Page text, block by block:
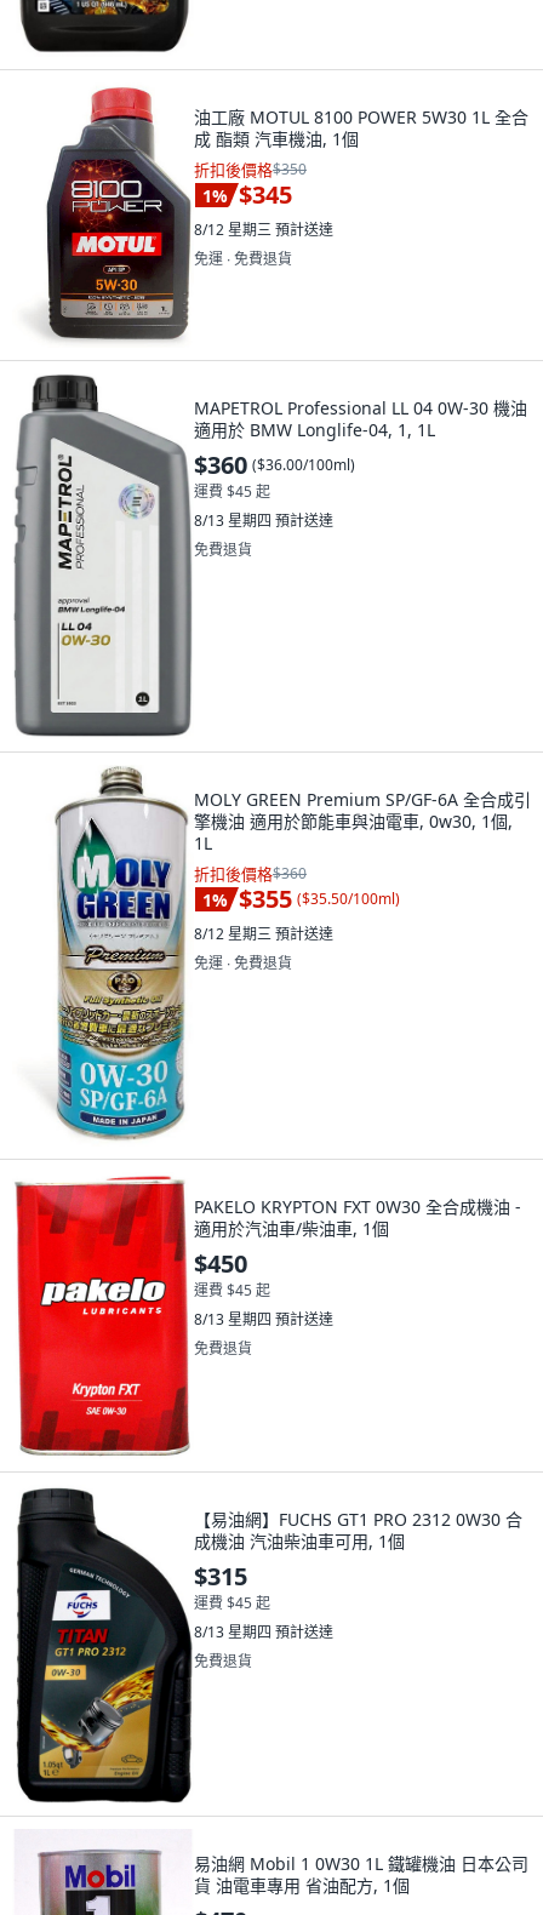
油工廠 MOTUL 8100 POWER 5W30 1L 全合
成 酯類 汽車機油, 1個
折扣後價格$350
1% $345
8/12 星期三預計送達
免運 ∙ 免費退貨
MAPETROL Professional LL 04 0W-30 機油
適用於 BMW Longlife-04, 1, 1L
$360 ($36.00/100ml)
運費 $45 起
8/13 星期四 預計送達
免費退貨
MOLY GREEN Premium SP/GF-6A 全合成引
擎機油 適用於節能車與油電車, 0w30, 1個,
1L
折扣後價格$360
1% $355 ($35.50/100ml)
8/12 星期三預計送達
免運 ∙ 免費退貨
PAKELO KRYPTON FXT 0W30 全合成機油 -
適用於汽油車/柴油車, 1個
$450
運費 $45 起
8/13 星期四 預計送達
免費退貨
【易油網】FUCHS GT1 PRO 2312 0W30 合
成機油 汽油柴油車可用, 1個
$315
運費 $45 起
8/13 星期四 預計送達
免費退貨
易油網 Mobil 1 0W30 1L 鐵罐機油 日本公司
貨 油電車專用 省油配方, 1個